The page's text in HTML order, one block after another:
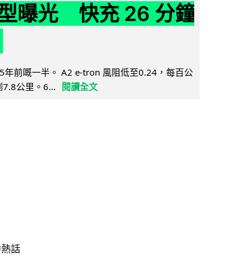
曝光 快充 26 分鐘
前嘅一半。 A2 e-tron 風阻低至0.24，每百公
公里。6... 閱讀全文
話